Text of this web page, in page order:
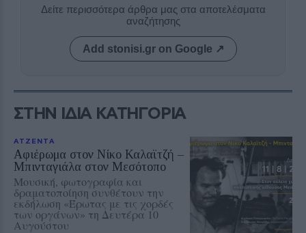
Δείτε περισσότερα άρθρα μας στα αποτελέσματα
αναζήτησης
Add stonisi.gr on Google ↗
ΣΤΗΝ ΙΔΙΑ ΚΑΤΗΓΟΡΙΑ
ΑΤΖΕΝΤΑ
Αφιέρωμα στον Νίκο Καλαϊτζή –
Μπινταγιάλα στον Μεσότοπο
Μουσική, φωτογραφία και
δραματοποίηση συνθέτουν την
εκδήλωση «Έρωτας με τις χορδές
των οργάνων» τη Δευτέρα 10
Αυγούστου